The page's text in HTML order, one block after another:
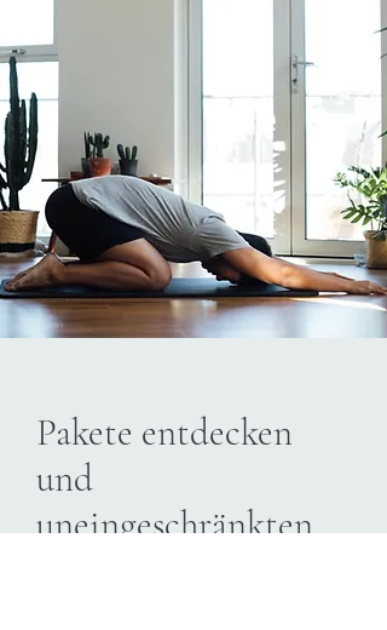
Pakete entdecken
​und
uneingeschränkten